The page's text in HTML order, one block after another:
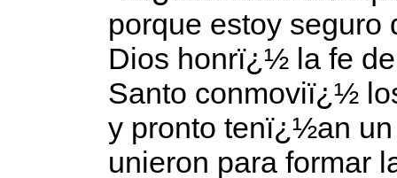
porque estoy seguro
Dios honrï¿½ la fe
Santo conmoviï¿½
y pronto tenï¿½an
unieron para formar